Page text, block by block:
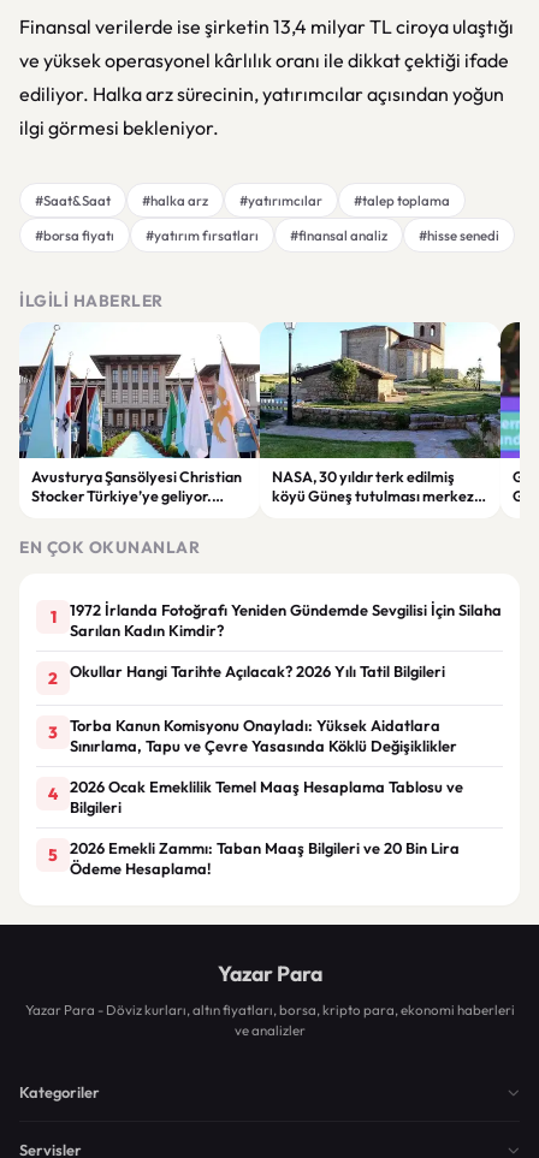
Finansal verilerde ise şirketin 13,4 milyar TL ciroya ulaştığı
ve yüksek operasyonel kârlılık oranı ile dikkat çektiği ifade
ediliyor. Halka arz sürecinin, yatırımcılar açısından yoğun
ilgi görmesi bekleniyor.
#Saat&Saat #halka arz #yatırımcılar
#talep toplama
#borsa fiyatı
#yatırım fırsatları #finansal analiz #hisse senedi
İLGILI HABERLER
Avusturya Şansölyesi Christian
Stocker Türkiye’ye geliyor.
NASA, 30 yıldır terk edilmiş
köyü Güneş tutulması merkezi
EN ÇOK OKUNANLAR
1
1972 İrlanda Fotoğrafı Yeniden Gündemde Sevgilisi İçin Silaha
Sarılan Kadın Kimdir?
2 Okullar Hangi Tarihte Açılacak? 2026 Yılı Tatil Bilgileri
3
Torba Kanun Komisyonu Onayladı: Yüksek Aidatlara
Sınırlama, Tapu ve Çevre Yasasında Köklü Değişiklikler
4
2026 Ocak Emeklilik Temel Maaş Hesaplama Tablosu ve
Bilgileri
5
2026 Emekli Zammı: Taban Maaş Bilgileri ve 20 Bin Lira
Ödeme Hesaplama!
Yazar Para
Yazar Para - Döviz kurları, altın fiyatları, borsa, kripto para, ekonomi haberleri
ve analizler
Kategoriler
Servisler